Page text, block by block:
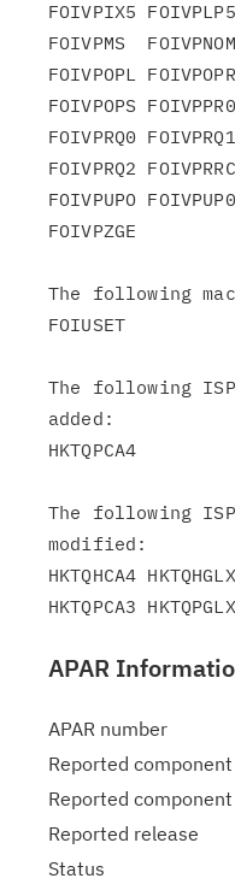
FOIVPIX5 FOIVPLP5
FOIVPMS
FOIVPOPL FOIVPOPR
FOIVPOPS
FOIVPRQ0 FOIVPRQ1
FOIVPRQ2
FOIVPUPO FOIVPUP0
FOIVPZGE
The following
FOIUSET
The following
added:
HKTQPCA4
The following
modified:
HKTQHCA4
APAR
APAR number
Reported
Reported
Reported release
Status